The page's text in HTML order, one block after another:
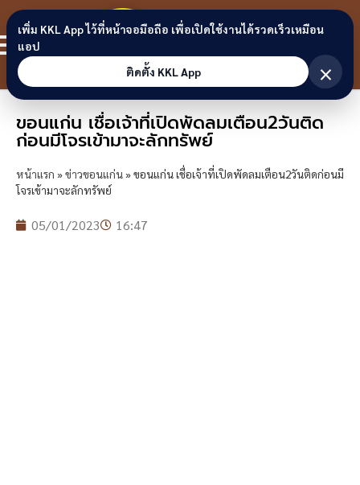
Skip to content
ขอนแก่น
ลิงก์
ขอนแก่น เชื่อเจ้าที่เปิดพัดลมเตือน2วันติด
ก่อนมีโจรเข้ามาจะลักทรัพย์
หน้าแรก »ข่าวขอนแก่น»ขอนแก่น เชื่อเจ้าที่เปิดพัดลมเตือน2วันติดก่อนมี
โจรเข้ามาจะลักทรัพย์
05/01/2023 16:47
เพิ่ม KKL App ไว้ที่หน้าจอมือถือ เพื่อเปิดใช้งานได้รวดเร็วเหมือน
แอป
ติดตั้ง KKL App
×